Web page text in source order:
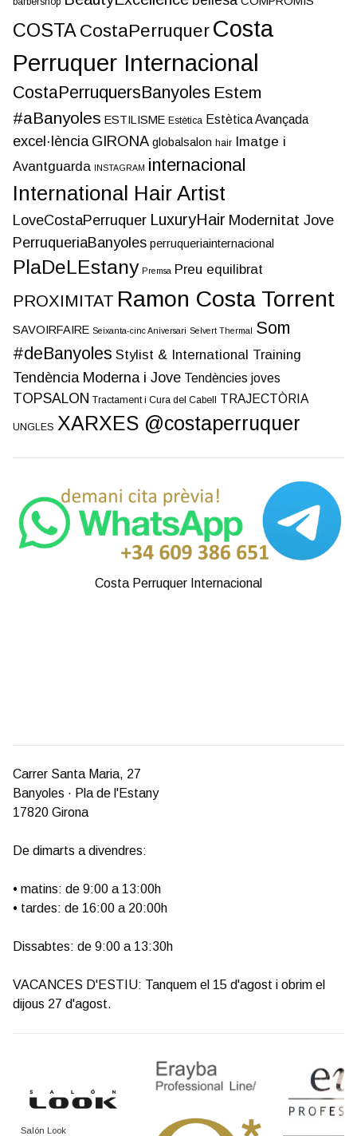
COSTA CostaPerruquer Costa
Perruquer Internacional
CostaPerruquersBanyoles Estem
#aBanyoles ESTILISME Estètica Estètica Avançada
excel·lència GIRONA globalsalon hair
Imatge i
Avantguarda
INSTAGRAM internacional
International Hair Artist
LoveCostaPerruquer LuxuryHair Modernitat Jove
PerruqueriaBanyoles perruqueriainternacional
PlaDeLEstany Premsa Preu equilibrat
PROXIMITAT Ramon Costa Torrent
SAVOIRFAIRE Seixanta-cinc Aniversari Selvert Thermal
Som
#deBanyoles Stylist & International Training
Tendència Moderna i Jove Tendències joves
TOPSALON Tractament i Cura del Cabell TRAJECTÒRIA
UNGLES XARXES @costaperruquer
Costa Perruquer Internacional
Carrer Santa Maria, 27
Banyoles · Pla de l'Estany
17820 Girona
De dimarts a divendres:
• matins: de 9:00 a 13:00h
• tardes: de 16:00 a 20:00h
Dissabtes: de 9:00 a 13:30h
VACANCES D'ESTIU: Tanquem el 15 d'agost i obrim el
dijous 27 d'agost.
Salón Look